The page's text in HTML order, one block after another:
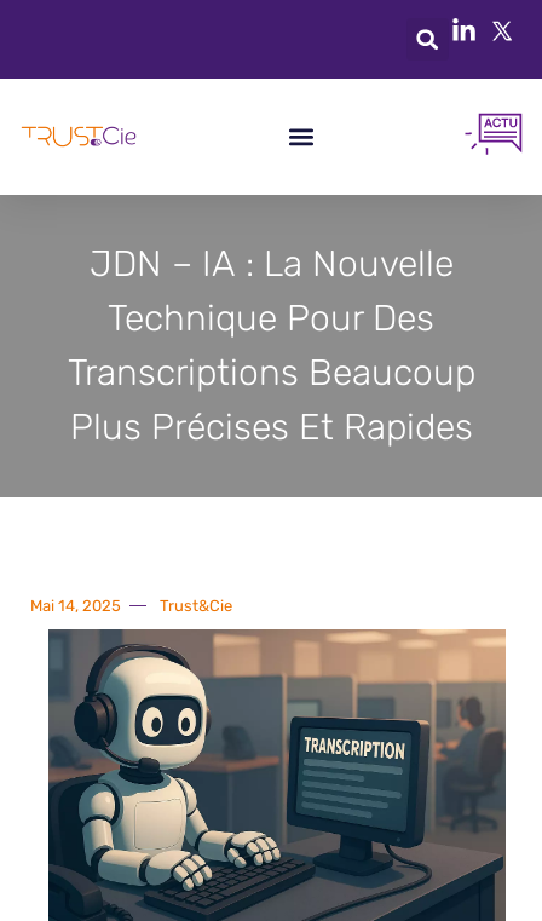
JDN – IA : La Nouvelle
Technique Pour Des
Transcriptions Beaucoup
Plus Précises Et Rapides
Mai 14, 2025 Trust&Cie